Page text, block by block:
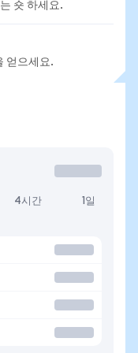
숏 하세요.
얻으세요.
4시간 1일